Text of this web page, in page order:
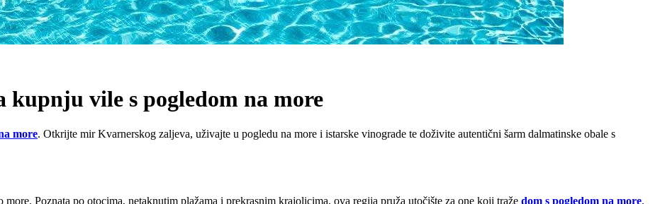
vile s pogledom na more
more. Otkrijte mir Kvarnerskog zaljeva, uživajte u pogledu na more i istarske vinograde te doživite autentični šarm dalmatinske obale s
Poznata po otocima, netaknutim plažama i prekrasnim krajolicima, ova regija pruža utočište za one koji traže dom s pogledom na more.